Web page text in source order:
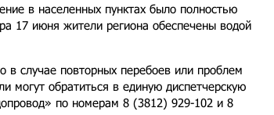
в населенных пунктах было полностью
17 июня жители региона обеспечены водой
случае повторных перебоев или проблем
могут обратиться в единую диспетчерскую
по номерам 8 (3812) 929-102 и 8